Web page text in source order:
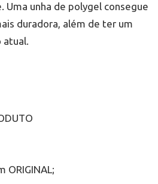
unha de polygel consegue
duradora, além de ter um
atual.
ORIGINAL;